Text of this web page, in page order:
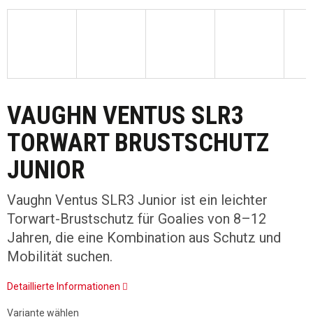
VAUGHN VENTUS SLR3
TORWART BRUSTSCHUTZ
JUNIOR
Vaughn Ventus SLR3 Junior ist ein leichter
Torwart-Brustschutz für Goalies von 8–12
Jahren, die eine Kombination aus Schutz und
Mobilität suchen.
Detaillierte Informationen
Variante wählen